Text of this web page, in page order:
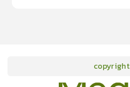
copyright
onlineCourses academicConferencesnews infographic